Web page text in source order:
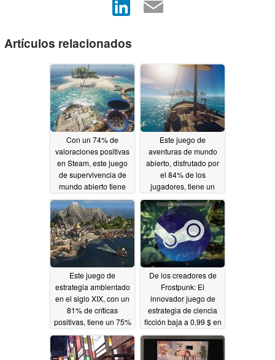
Artículos relacionados
Con un 74% de
valoraciones positivas
en Steam, este juego
de supervivencia de
mundo abierto tiene
actualmente un 50%
de descuento05/21/2026
Este juego de
aventuras de mundo
abierto, disfrutado por
el 84% de los
jugadores, tiene un
50% de descuento en
Steam 05/20/2026
Este juego de
estrategia ambientado
en el siglo XIX, con un
81% de críticas
positivas, tiene un 75%
de descuento en
Steam05/19/2026
De los creadores de
Frostpunk: El
innovador juego de
estrategia de ciencia
ficción baja a 0,99 $ en
Steam05/18/2026